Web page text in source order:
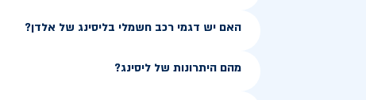
האם יש דגמי רכב חשמלי בליסינג של אלדן?
מהם היתרונות של ליסינג?